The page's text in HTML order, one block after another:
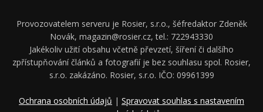
Provozovatelem serveru je Rosier, s.r.o., šéfredaktor Zdeněk
Novák, magazin@rosier.cz, tel.: 722943330
Jakékoliv užití obsahu včetně převzetí, šíření či dalšího
zpřístupňování článků a fotografií je bez souhlasu spol. Rosier,
s.r.o. zakázáno. Rosier, s.r.o. IČO: 09961399
Ochrana osobních údajů | Spravovat souhlas s nastavením